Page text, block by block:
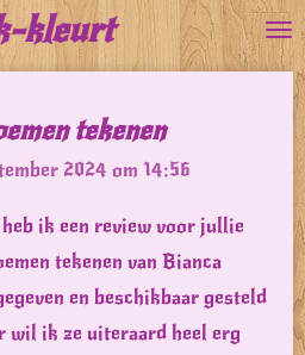
kleurt
tekenen
2024 om 14:56
ik een review voor jullie
tekenen van Bianca
en beschikbaar gesteld
wil ik ze uiteraard heel erg